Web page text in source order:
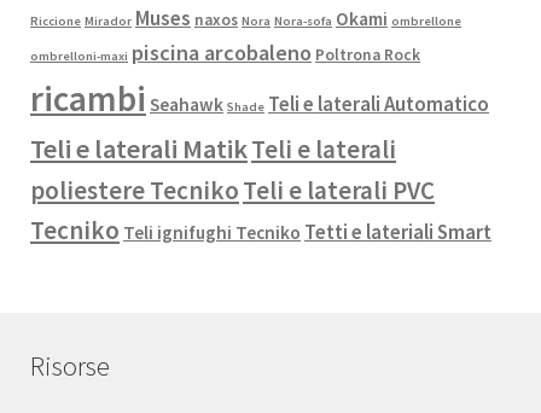
Riccione Mirador Muses naxos Nora Nora-sofa Okami ombrellone
ombrelloni-maxi piscina arcobaleno Poltrona Rock
ricambi Seahawk Shade Teli e laterali Automatico
Teli e laterali MatikTeli e laterali
poliestere TecnikoTeli e laterali PVC
Tecniko Teli ignifughi Tecniko Tetti e lateriali Smart
Risorse